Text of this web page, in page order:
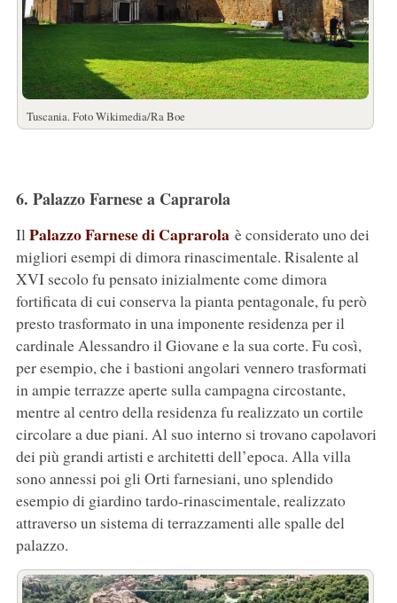
Tuscania. Foto Wikimedia/Ra Boe
6. Palazzo Farnese a Caprarola
IlPalazzo Farnese di Caprarolaè considerato uno dei
migliori esempi di dimora rinascimentale. Risalente al
XVI secolo fu pensato inizialmente come dimora
fortificata di cui conserva la pianta pentagonale, fu però
presto trasformato in una imponente residenza per il
cardinale Alessandro il Giovane e la sua corte. Fu così,
per esempio, che i bastioni angolari vennero trasformati
in ampie terrazze aperte sulla campagna circostante,
mentre al centro della residenza fu realizzato un cortile
circolare a due piani. Al suo interno si trovano capolavori
dei più grandi artisti e architetti dell’epoca. Alla villa
sono annessi poi gli Orti farnesiani, uno splendido
esempio di giardino tardo-rinascimentale, realizzato
attraverso un sistema di terrazzamenti alle spalle del
palazzo.